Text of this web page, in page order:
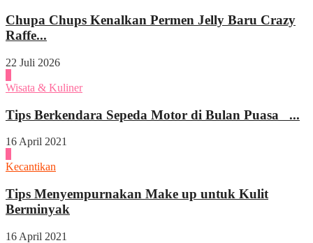
Chupa Chups Kenalkan Permen Jelly Baru Crazy
Raffe...
22 Juli 2026
Wisata & Kuliner
Tips Berkendara Sepeda Motor di Bulan Puasa ...
16 April 2021
Kecantikan
Tips Menyempurnakan Make up untuk Kulit
Berminyak
16 April 2021